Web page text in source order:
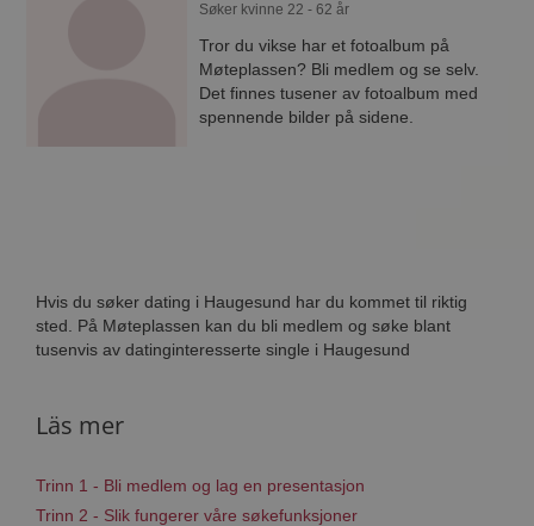
Søker kvinne 22 - 62 år
Tror du vikse har et fotoalbum på
Møteplassen? Bli medlem og se selv.
Det finnes tusener av fotoalbum med
spennende bilder på sidene.
Hvis du søker dating i Haugesund har du kommet til riktig
sted. På Møteplassen kan du bli medlem og søke blant
tusenvis av datinginteresserte single i Haugesund
Läs mer
Trinn 1 - Bli medlem og lag en presentasjon
Trinn 2 - Slik fungerer våre søkefunksjoner